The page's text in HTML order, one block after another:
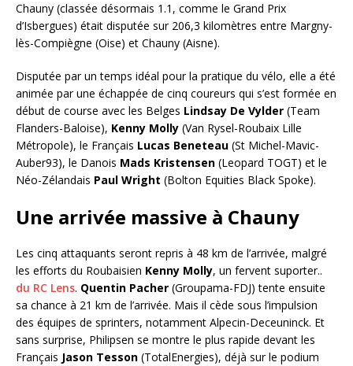
Chauny (classée désormais 1.1, comme le Grand Prix
d’Isbergues) était disputée sur 206,3 kilomètres entre Margny-
lès-Compiègne (Oise) et Chauny (Aisne).
Disputée par un temps idéal pour la pratique du vélo, elle a été
animée par une échappée de cinq coureurs qui s’est formée en
début de course avec les Belges Lindsay De Vylder (Team
Flanders-Baloise), Kenny Molly (Van Rysel-Roubaix Lille
Métropole), le Français Lucas Beneteau (St Michel-Mavic-
Auber93), le Danois Mads Kristensen (Leopard TOGT) et le
Néo-Zélandais Paul Wright (Bolton Equities Black Spoke).
Une arrivée massive à Chauny
Les cinq attaquants seront repris à 48 km de l’arrivée, malgré
les efforts du Roubaisien Kenny Molly, un fervent suporter..
du RC Lens. Quentin Pacher (Groupama-FDJ) tente ensuite
sa chance à 21 km de l’arrivée. Mais il cède sous l’impulsion
des équipes de sprinters, notamment Alpecin-Deceuninck. Et
sans surprise, Philipsen se montre le plus rapide devant les
Français Jason Tesson (TotalEnergies), déjà sur le podium